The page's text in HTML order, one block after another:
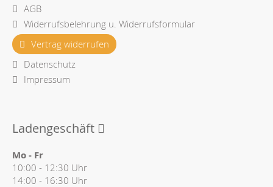
AGB
Widerrufsbelehrung u. Widerrufsformular
Vertrag widerrufen
Datenschutz
Impressum
Ladengeschäft
Mo - Fr
10:00 - 12:30 Uhr
14:00 - 16:30 Uhr